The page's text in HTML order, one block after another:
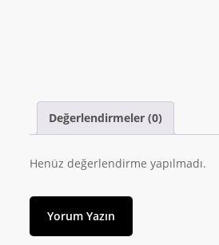
Değerlendirmeler (0)
Henüz değerlendirme yapılmadı.
Yorum Yazın